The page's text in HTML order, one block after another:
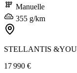
Manuelle
355 g/km
STELLANTIS
17 990 €